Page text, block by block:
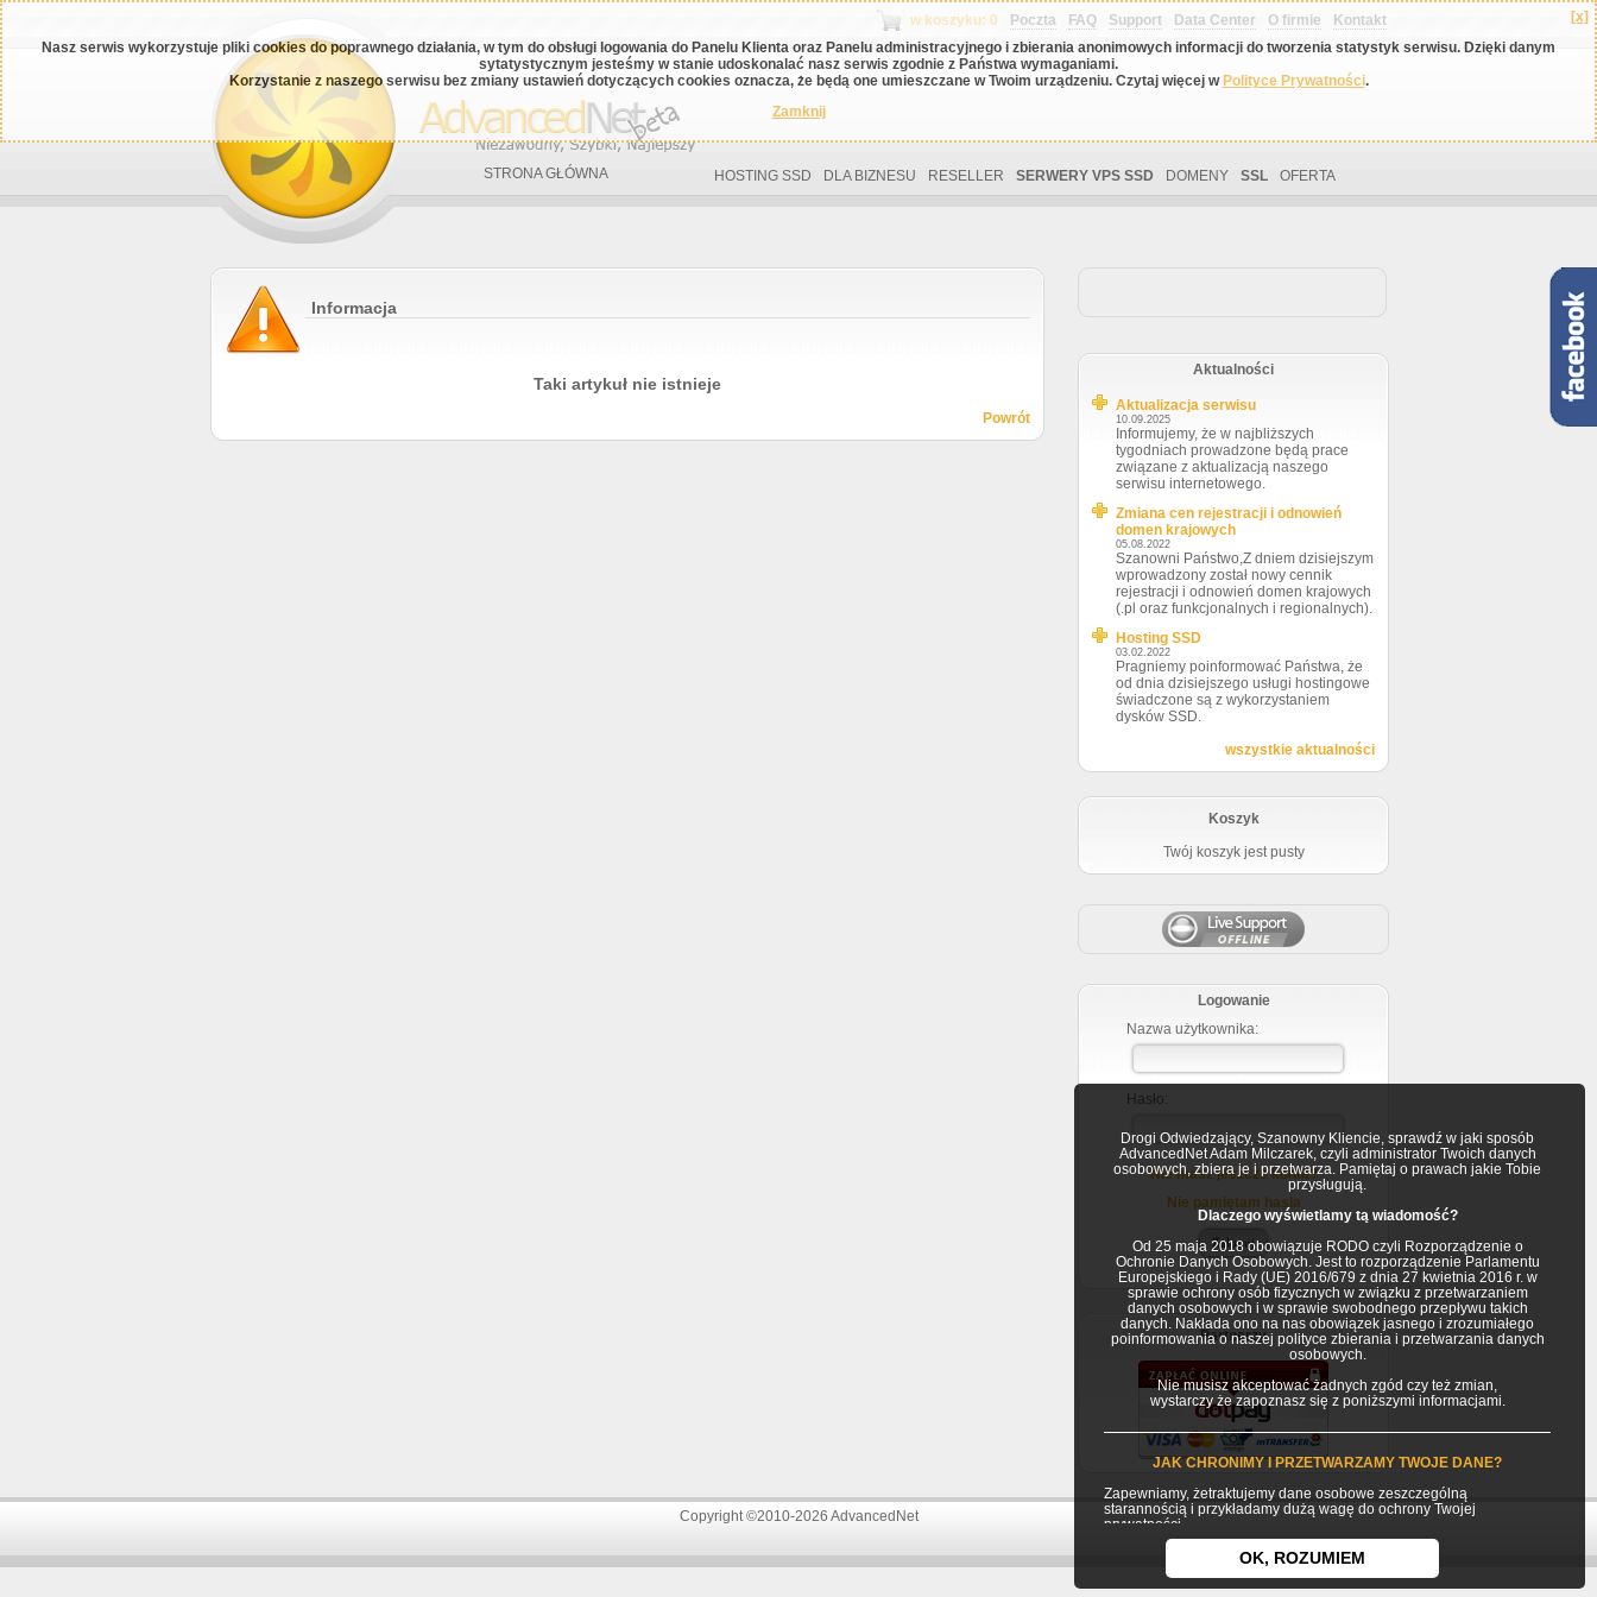
[x]
Nasz serwis wykorzystuje pliki cookies do poprawnego działania, w tym do obsługi logowania do Panelu Klienta oraz Panelu administracyjnego i zbierania anonimowych informacji do tworzenia statystyk serwisu. Dzięki danym
sytatystycznym jesteśmy w stanie udoskonalać nasz serwis zgodnie z Państwa wymaganiami.
Korzystanie z naszego serwisu bez zmiany ustawień dotyczących cookies oznacza, że będą one umieszczane w Twoim urządzeniu. Czytaj więcej w Polityce Prywatności.
Zamknij
Drogi Odwiedzający, Szanowny Kliencie, sprawdź w jaki sposób
AdvancedNet Adam Milczarek, czyli administrator Twoich danych
osobowych, zbiera je i przetwarza. Pamiętaj o prawach jakie Tobie
przysługują.
Dlaczego wyświetlamy tą wiadomość?
Od 25 maja 2018 obowiązuje RODO czyli Rozporządzenie o
Ochronie Danych Osobowych. Jest to rozporządzenie Parlamentu
Europejskiego i Rady (UE) 2016/679 z dnia 27 kwietnia 2016 r. w
sprawie ochrony osób fizycznych w związku z przetwarzaniem
danych osobowych i w sprawie swobodnego przepływu takich
danych. Nakłada ono na nas obowiązek jasnego i zrozumiałego
poinformowania o naszej polityce zbierania i przetwarzania danych
osobowych.
Nie musisz akceptować żadnych zgód czy też zmian,
wystarczy że zapoznasz się z poniższymi informacjami.
JAK CHRONIMY I PRZETWARZAMY TWOJE DANE?
Zapewniamy, żetraktujemy dane osobowe zeszczególną
starannością i przykładamy dużą wagę do ochrony Twojej
prywatności.
Twoje dane osobowe gromadzimy i przetwarzamy jako
Usługodawca (AdvancedNet Adam Milczarek) będący
jednocześnie Administratorem danych osobowych.
OK, ROZUMIEM
w koszyku: 0 Poczta FAQ Support Data Center O firmie Kontakt
STRONA GŁÓWNA HOSTING SSD DLA BIZNESU RESELLER SERWERY VPS SSD DOMENY SSL OFERTA
Aktualności
Aktualizacja serwisu
10.09.2025
Informujemy, że w najbliższych
tygodniach prowadzone będą prace
związane z aktualizacją naszego
serwisu internetowego.
Zmiana cen rejestracji i odnowień
domen krajowych
05.08.2022
Szanowni Państwo,Z dniem dzisiejszym
wprowadzony został nowy cennik
rejestracji i odnowień domen krajowych
(.pl oraz funkcjonalnych i regionalnych).
Hosting SSD
03.02.2022
Pragniemy poinformować Państwa, że
od dnia dzisiejszego usługi hostingowe
świadczone są z wykorzystaniem
dysków SSD.
wszystkie aktualności
Koszyk
Twój koszyk jest pusty
Logowanie
Nazwa użytkownika:
Hasło:
Nie masz jeszcze konta?
Nie pamiętam hasla
Partnerzy
Informacja
Taki artykuł nie istnieje
Powrót
Copyright ©2010-2026 AdvancedNet